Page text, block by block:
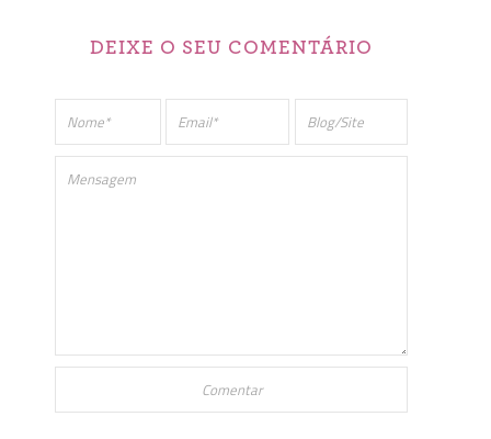
DEIXE O SEU COMENTÁRIO